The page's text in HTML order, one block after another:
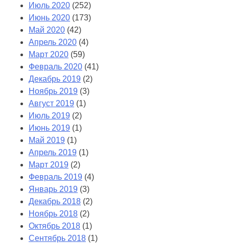
Июль 2020 (252)
Июнь 2020 (173)
Май 2020 (42)
Апрель 2020 (4)
Март 2020 (59)
Февраль 2020 (41)
Декабрь 2019 (2)
Ноябрь 2019 (3)
Август 2019 (1)
Июль 2019 (2)
Июнь 2019 (1)
Май 2019 (1)
Апрель 2019 (1)
Март 2019 (2)
Февраль 2019 (4)
Январь 2019 (3)
Декабрь 2018 (2)
Ноябрь 2018 (2)
Октябрь 2018 (1)
Сентябрь 2018 (1)